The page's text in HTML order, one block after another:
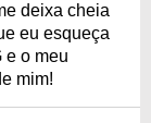
deixa cheia
eu esqueça
e o meu
mim!